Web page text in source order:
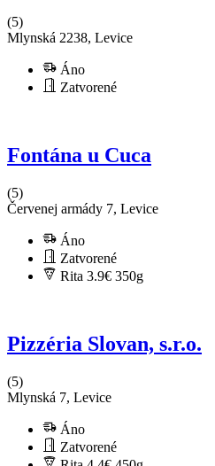
(5)
Mlynská 2238, Levice
Áno
Zatvorené
Fontána u Cuca
(5)
Červenej armády 7, Levice
Áno
Zatvorené
Rita 3.9€ 350g
Pizzéria Slovan, s.r.o.
(5)
Mlynská 7, Levice
Áno
Zatvorené